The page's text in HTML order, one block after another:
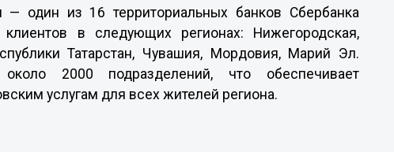
— один из 16 территориальных банков Сбербанка
в следующих регионах: Нижегородская,
Татарстан, Чувашия, Мордовия, Марий Эл.
2000 подразделений, что обеспечивает
услугам для всех жителей региона.